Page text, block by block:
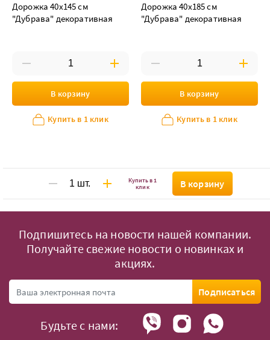
Дорожка 40х145 см
"Дубрава" декоративная
В корзину
Купить в 1 клик
Дорожка 40х185 см
"Дубрава" декоративная
В корзину
Купить в 1 клик
Купить в 1
клик
В корзину
Подпишитесь на новости нашей компании.
Получайте свежие новости о новинках и
акциях.
Подписаться
Будьте с нами: